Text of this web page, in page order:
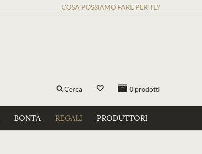
COSA POSSIAMO FARE PER TE?
0 prodotti
Cerca
BONTÀ REGALI PRODUTTORI